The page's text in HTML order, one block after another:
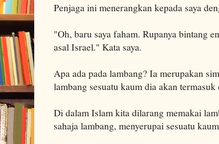
Penjaga ini menerangkan kepada saya
"Oh, baru saya faham. Rupanya bintang
asal Israel." Kata saya.
Apa ada pada lambang? Ia merupakan
lambang sesuatu kaum dia akan
Di dalam Islam kita dilarang memakai
sahaja lambang, menyerupai sesuatu